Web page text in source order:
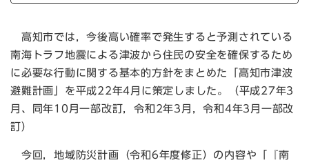
高知市では，今後高い確率で発生すると予測されている
南海トラフ地震による津波から住民の安全を確保するため
に必要な行動に関する基本的方針をまとめた「高知市津波
避難計画」を平成22年4月に策定しました。（平成27年3
月、同年10月一部改訂，令和2年3月，令和4年3月一部改
訂）
今回，地域防災計画（令和6年度修正）の内容や「『南